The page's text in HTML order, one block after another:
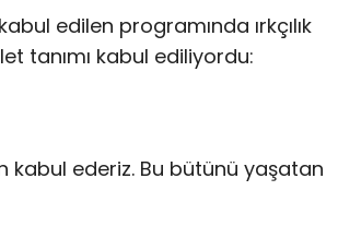
edilen programında ırkçılık
tanımı kabul ediliyordu:
kabul ederiz. Bu bütünü yaşatan